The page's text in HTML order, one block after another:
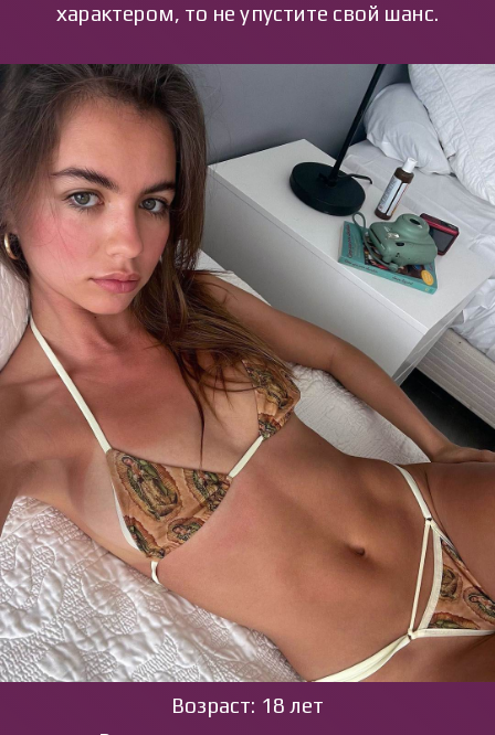
характером, то не упустите свой шанс.
Возраст: 18 лет